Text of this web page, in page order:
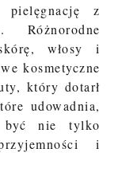
pielęgnację z
Różnorodne
włosy i
kosmetyczne
który dotarł
udowadnia,
być nie tylko
i